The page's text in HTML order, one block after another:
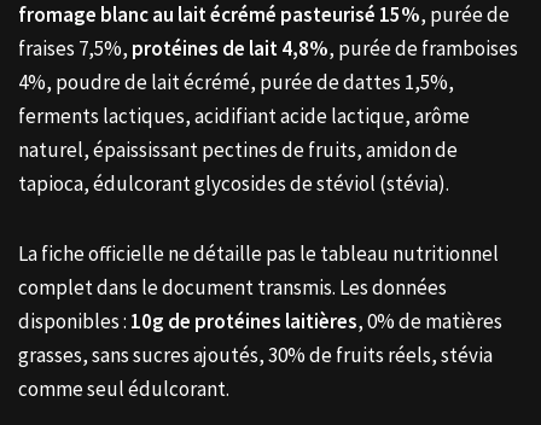
fromage blanc au lait écrémé pasteurisé 15%, purée de
fraises 7,5%, protéines de lait 4,8%, purée de framboises
4%, poudre de lait écrémé, purée de dattes 1,5%,
ferments lactiques, acidifiant acide lactique, arôme
naturel, épaississant pectines de fruits, amidon de
tapioca, édulcorant glycosides de stéviol (stévia).
La fiche officielle ne détaille pas le tableau nutritionnel
complet dans le document transmis. Les données
disponibles : 10g de protéines laitières, 0% de matières
grasses, sans sucres ajoutés, 30% de fruits réels, stévia
comme seul édulcorant.